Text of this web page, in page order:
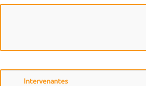
Intervenantes